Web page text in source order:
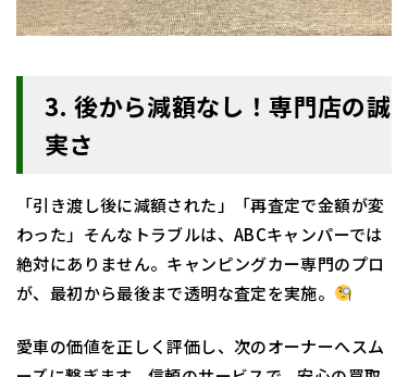
3. 後から減額なし！専門店の誠
実さ
「引き渡し後に減額された」「再査定で金額が変
わった」そんなトラブルは、ABCキャンパーでは
絶対にありません。キャンピングカー専門のプロ
が、最初から最後まで透明な査定を実施。
愛車の価値を正しく評価し、次のオーナーへスム